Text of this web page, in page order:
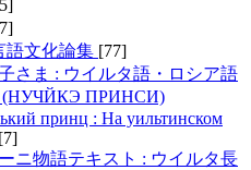
語文化論集 [77]
さま : ウイルタ語・ロシア語
(НУЧЙКЭ ПРИНСИ)
принц : На уильтинском
[7]
ニ物語テキスト : ウイルタ長